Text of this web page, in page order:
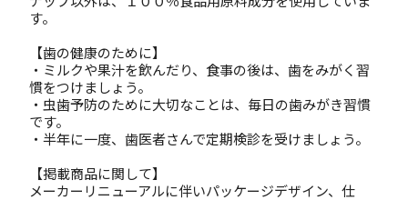
す。
【歯の健康のために】
・ミルクや果汁を飲んだり、食事の後は、歯をみがく習
慣をつけましょう。
・虫歯予防のために大切なことは、毎日の歯みがき習慣
です。
・半年に一度、歯医者さんで定期検診を受けましょう。
【掲載商品に関して】
メーカーリニューアルに伴いパッケージデザイン、仕